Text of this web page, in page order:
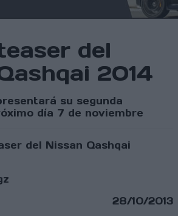
del
2014
su segunda
día 7 de noviembre
28/10/2013